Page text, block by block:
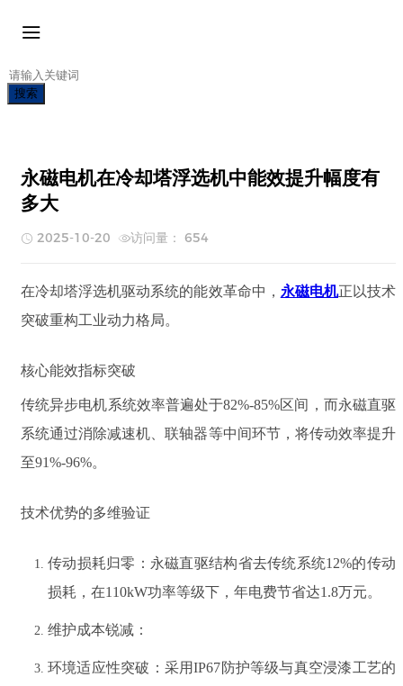
搜索
永磁电机在冷却塔浮选机中能效提升幅度有
多大
2025-10-20 访问量： 654
在冷却塔浮选机驱动系统的能效革命中， 永磁电机正以技术
突破重构工业动力格局。
核心能效指标突破
传统异步电机系统效率普遍处于82%-85%区间，而永磁直驱
系统通过消除减速机、联轴器等中间环节，将传动效率提升
至91%-96%。
技术优势的多维验证
传动损耗归零 ：永磁直驱结构省去传统系统12%的传动
损耗，在110kW功率等级下，年电费节省达1.8万元。
维护成本锐减 ：
环境适应性突破 ：采用IP67防护等级与真空浸漆工艺的